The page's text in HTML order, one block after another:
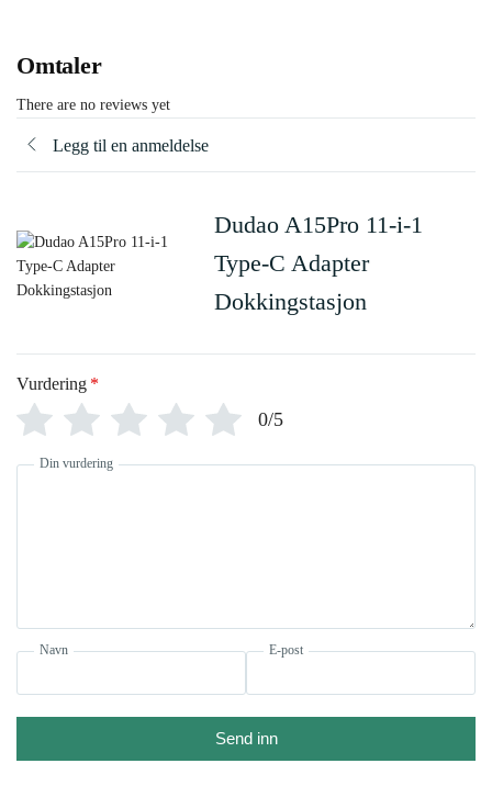
Omtaler
There are no reviews yet
Legg til en anmeldelse
Dudao A15Pro 11-i-1
Type-C Adapter
Dokkingstasjon
Vurdering *
0/5
Din vurdering
Navn E-post
Send inn